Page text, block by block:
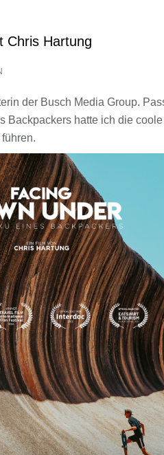
Chris Hartung
der Busch Media Group.
Backpackers hatte ich die